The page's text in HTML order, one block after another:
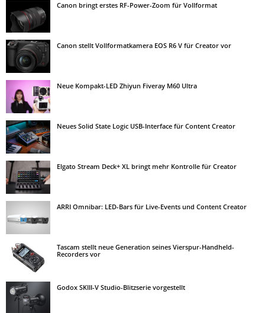
Canon bringt erstes RF-Power-Zoom für Vollformat
Canon stellt Vollformatkamera EOS R6 V für Creator vor
Neue Kompakt-LED Zhiyun Fiveray M60 Ultra
Neues Solid State Logic USB-Interface für Content Creator
Elgato Stream Deck+ XL bringt mehr Kontrolle für Creator
ARRI Omnibar: LED-Bars für Live-Events und Content Creator
Tascam stellt neue Generation seines Vierspur-Handheld-
Recorders vor
Godox SKIII-V Studio-Blitzserie vorgestellt